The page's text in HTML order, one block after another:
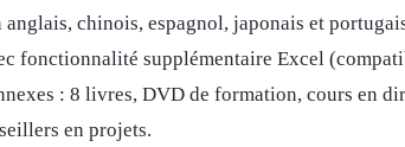
chinois, espagnol, japonais et
fonctionnalité supplémentaire Excel
: 8 livres, DVD de formation, cours en
en projets.